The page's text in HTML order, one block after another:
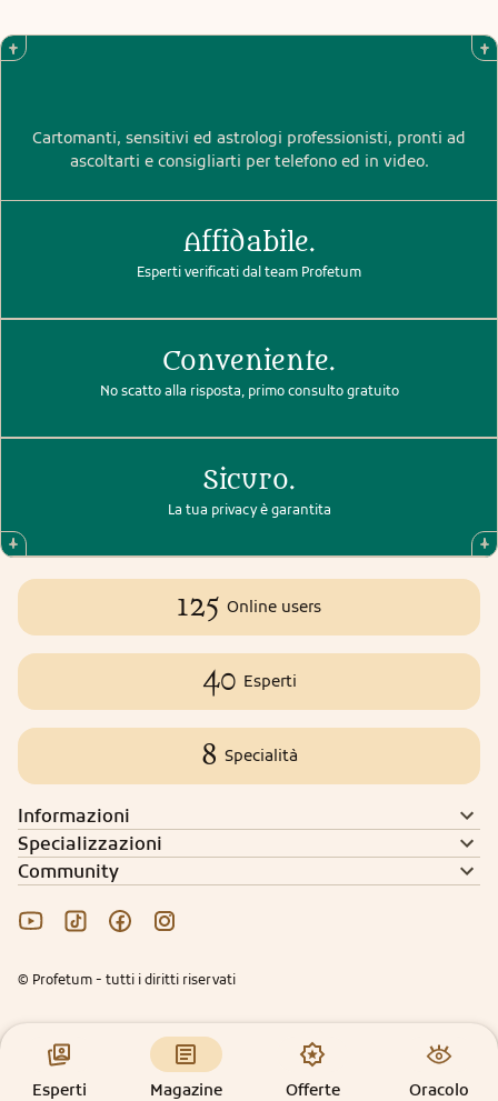
Esperti Magazine Offerte Oracolo
Cartomanti, sensitivi ed astrologi professionisti, pronti ad
ascoltarti e consigliarti per telefono ed in video.
Affidabile.
Esperti verificati dal team Profetum
Conveniente.
No scatto alla risposta, primo consulto gratuito
Sicuro.
La tua privacy è garantita
125 Online users
40 Esperti
8 Specialità
Informazioni
Specializzazioni
Community
© Profetum - tutti i diritti riservati